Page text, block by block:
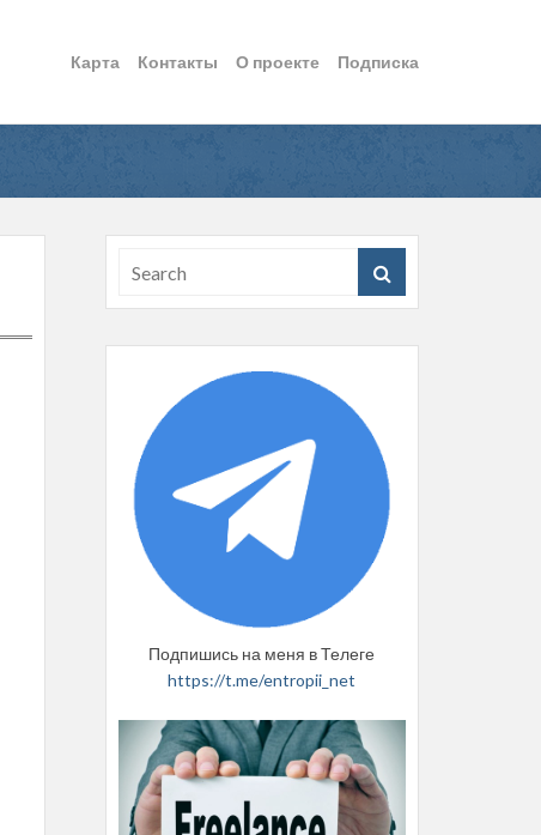
Карта Контакты О проекте Подписка
Подпишись на меня в Телеге
https://t.me/entropii_net